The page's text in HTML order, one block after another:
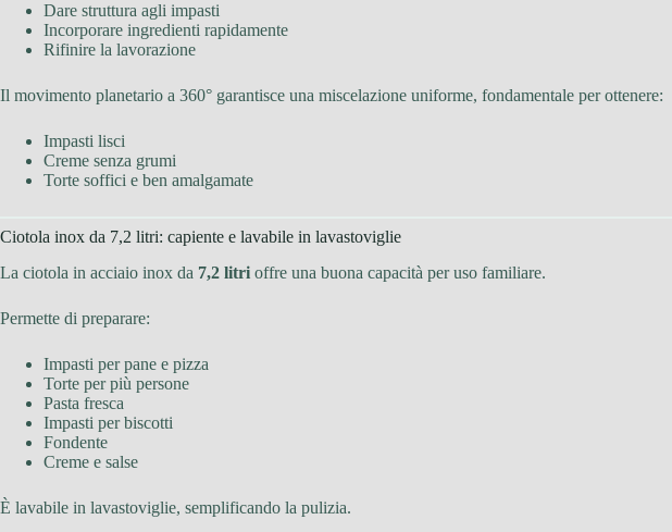
Dare struttura agli impasti
Incorporare ingredienti rapidamente
Rifinire la lavorazione
Il movimento planetario a 360° garantisce una miscelazione uniforme, fondamentale per ottenere:
Impasti lisci
Creme senza grumi
Torte soffici e ben amalgamate
Ciotola inox da 7,2 litri: capiente e lavabile in lavastoviglie
La ciotola in acciaio inox da 7,2 litri offre una buona capacità per uso familiare.
Permette di preparare:
Impasti per pane e pizza
Torte per più persone
Pasta fresca
Impasti per biscotti
Fondente
Creme e salse
È lavabile in lavastoviglie, semplificando la pulizia.